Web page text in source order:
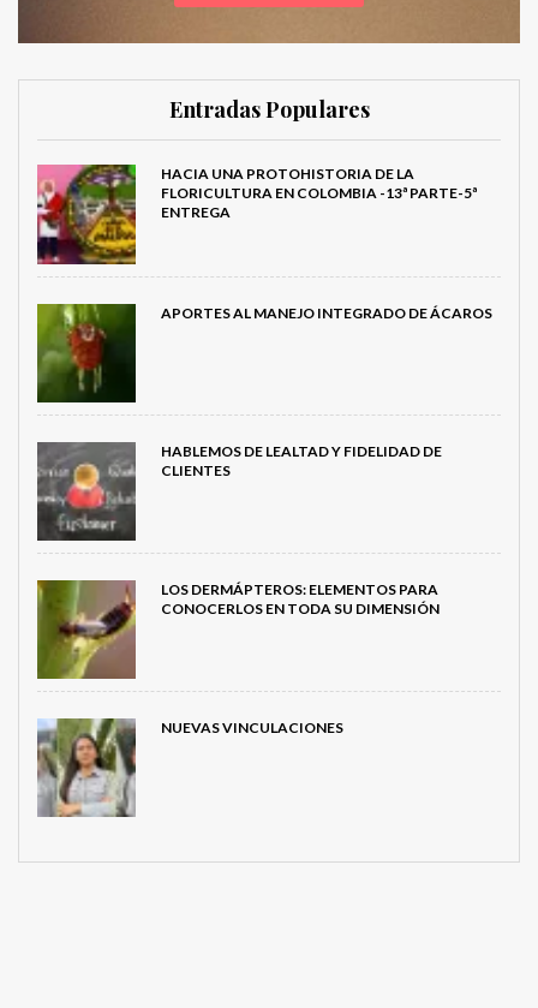
Entradas Populares
HACIA UNA PROTOHISTORIA DE LA
FLORICULTURA EN COLOMBIA -13ª PARTE-5ª
ENTREGA
APORTES AL MANEJO INTEGRADO DE ÁCAROS
HABLEMOS DE LEALTAD Y FIDELIDAD DE
CLIENTES
LOS DERMÁPTEROS: ELEMENTOS PARA
CONOCERLOS EN TODA SU DIMENSIÓN
NUEVAS VINCULACIONES